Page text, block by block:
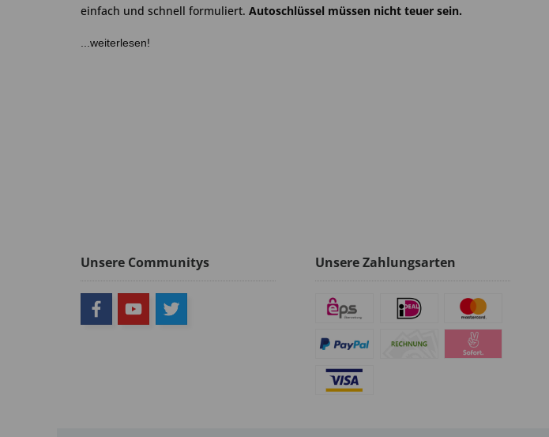
einfach und schnell formuliert. Autoschlüssel müssen nicht teuer sein.
...weiterlesen!
Unsere Communitys Unsere Zahlungsarten